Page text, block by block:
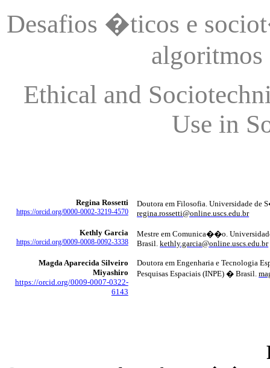
Desafios �ticos e
algoritmos
Ethical and
Use in
Regina Rossetti
https://orcid.org/0000-0002-3219-4570
Doutora em Filosofia. Universidade de
regina.rossetti@online.uscs.edu.br
KethlyGarcia
https://orcid.org/0009-0008-0092-3338
Mestre em Comunica��o.
Brasil.kethly.garcia@online.uscs.edu.br
Magda Aparecida Silveiro
Miyashiro
https://orcid.org/0009-0007-0322-
6143
Doutora em Engenharia eTecnologia
Pesquisas Espaciais (INPE) � Brasil.